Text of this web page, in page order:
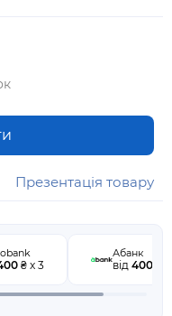
Презентація товару
₴ x 3
Абанк
від 400